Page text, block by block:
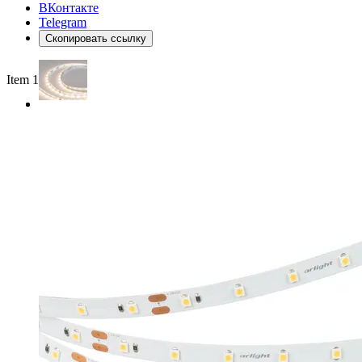
ВКонтакте
Telegram
Скопировать ссылку
Item 1 of 2